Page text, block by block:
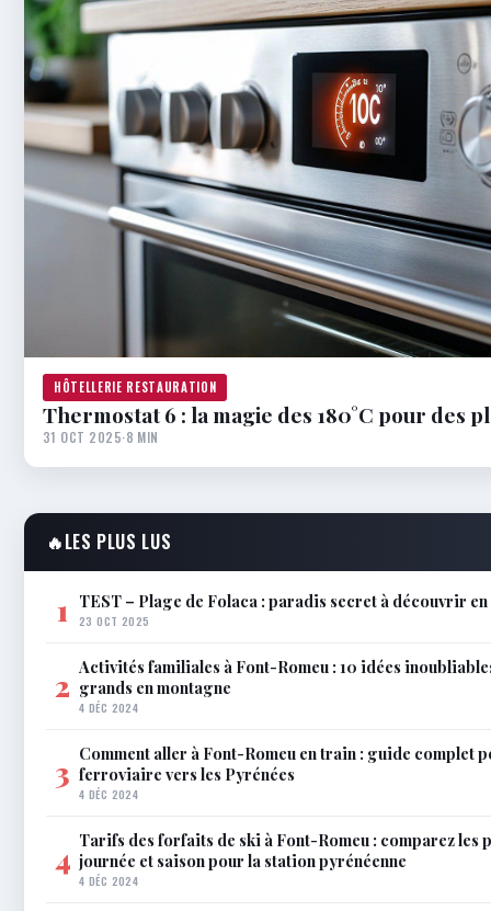
HÔTELLERIE RESTAURATION
Thermostat 6 : la magie des 180°C pour des
31 OCT 2025·8 MIN
🔥LES PLUS LUS
1 TEST – Plage de Folaca : paradis secret à découvrir
23 OCT 2025
2 Activités familiales à Font-Romeu : 10 idées
grands en montagne
4 DÉC 2024
3 Comment aller à Font-Romeu en train : guide complet
ferroviaire vers les Pyrénées
4 DÉC 2024
4 Tarifs des forfaits de ski à Font-Romeu : comparez les
journée et saison pour la station pyrénéenne
4 DÉC 2024